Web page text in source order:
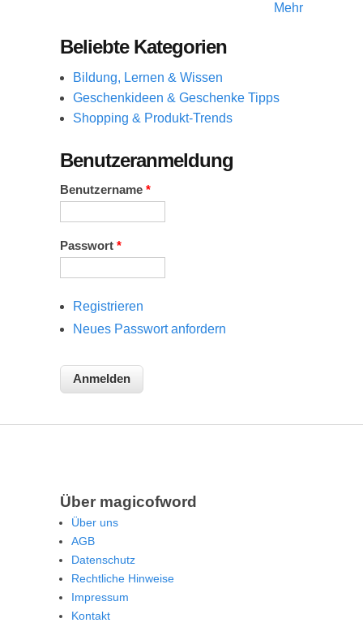
Mehr
Beliebte Kategorien
Bildung, Lernen & Wissen
Geschenkideen & Geschenke Tipps
Shopping & Produkt-Trends
Benutzeranmeldung
Benutzername *
Passwort *
Registrieren
Neues Passwort anfordern
Über magicofword
Über uns
AGB
Datenschutz
Rechtliche Hinweise
Impressum
Kontakt